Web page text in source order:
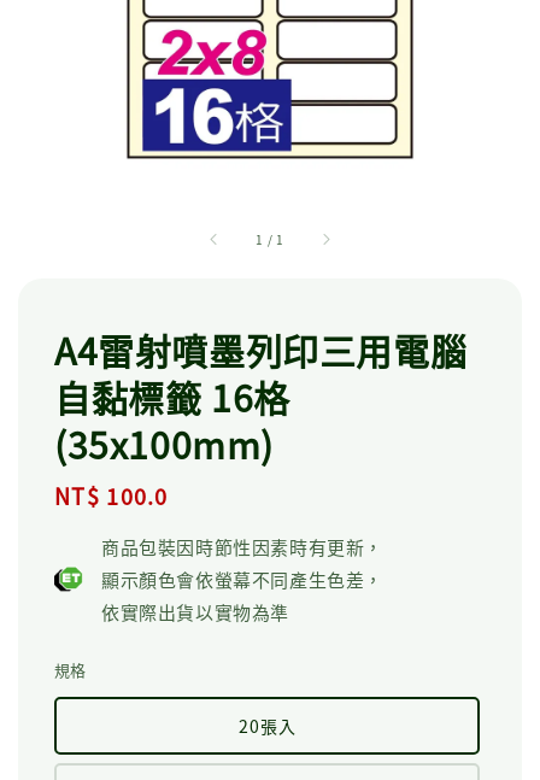
1 / 1
A4雷射噴墨列印三用電腦
自黏標籤 16格
(35x100mm)
Regular
NT$ 100.0
商品包裝因時節性因素時有更新，
顯示顏色會依螢幕不同產生色差，
依實際出貨以實物為準
規格
20張入